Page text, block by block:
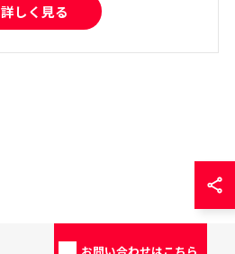
詳しく見る